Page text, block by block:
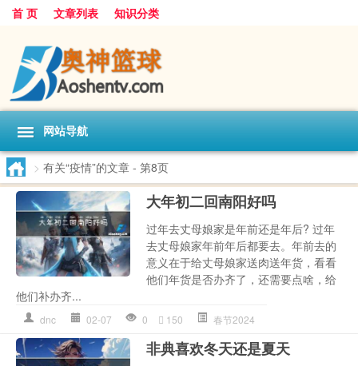
首 页 文章列表 知识分类
网站导航
> 有关“疫情”的文章 - 第8页
大年初二回南阳好吗
过年去丈母娘家是年前还是年后? 过年
去丈母娘家年前年后都要去。年前去的
意义在于给丈母娘家送肉送年货，看看
他们年货是否办齐了，还需要点啥，给
他们补办齐...
dnc 02-07 0 150 春节2024
非典喜欢冬天还是夏天